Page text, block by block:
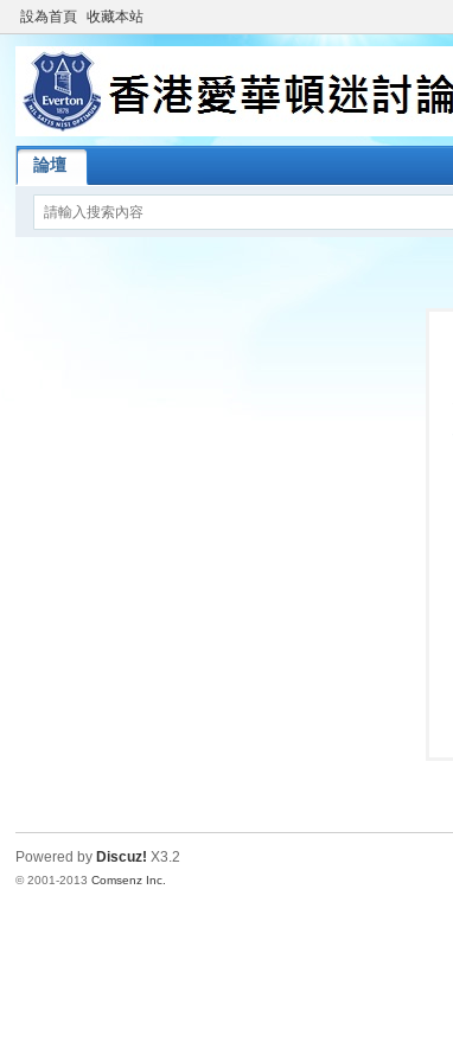
設為首頁 收藏本站
論壇
Powered by Discuz! X3.2
© 2001-2013Comsenz Inc.